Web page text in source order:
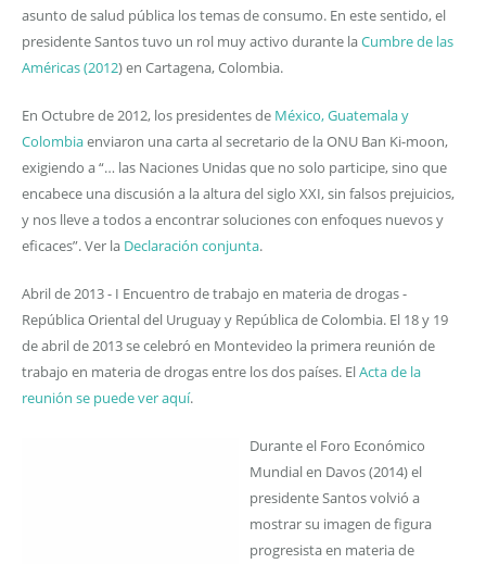
asunto de salud pública los temas de consumo. En este sentido, el
presidente Santos tuvo un rol muy activo durante laCumbre de las
Américas (2012) en Cartagena, Colombia.
En Octubre de 2012, los presidentes de México, Guatemala y
Colombiaenviaron una carta al secretario de la ONU Ban Ki-moon,
exigiendo a “… las Naciones Unidas que no solo participe, sino que
encabece una discusión a la altura del siglo XXI, sin falsos prejuicios,
y nos lleve a todos a encontrar soluciones con enfoques nuevos y
eficaces”. Ver la Declaración conjunta.
Abril de 2013 - I Encuentro de trabajo en materia de drogas -
República Oriental del Uruguay y República de Colombia. El 18 y 19
de abril de 2013 se celebró en Montevideo la primera reunión de
trabajo en materia de drogas entre los dos países. ElActa de la
reunión se puede ver aquí.
Durante el Foro Económico
Mundial en Davos (2014) el
presidente Santos volvió a
mostrar su imagen de figura
progresista en materia de